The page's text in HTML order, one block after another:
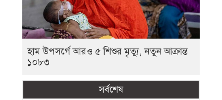
হাম উপসর্গে আরও ৫ শিশুর মৃত্যু, নতুন আক্রান্ত
১০৮৩
সর্বশেষ